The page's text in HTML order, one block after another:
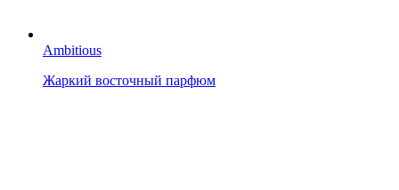
Ambitious
Жаркий восточный парфюм